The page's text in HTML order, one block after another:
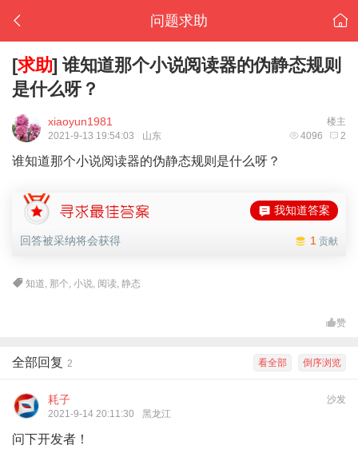
问题求助
[求助] 谁知道那个小说阅读器的伪静态规则
是什么呀？
楼主
xiaoyun1981
4096 2
2021-9-13 19:54:03 山东
谁知道那个小说阅读器的伪静态规则是什么呀？
我知道答案
1 贡献
回答被采纳将会获得
知道, 那个,小说, 阅读, 静态
赞
倒序浏览
看全部
全部回复 2
沙发
耗子
2021-9-14 20:11:30 黑龙江
问下开发者！